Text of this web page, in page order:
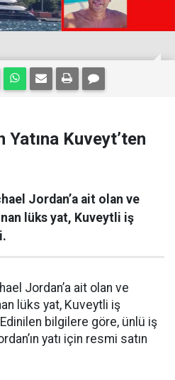
Yatına Kuveyt’ten
Jordan’a ait olan ve
lüks yat, Kuveytli iş
Jordan’a ait olan ve
lüks yat, Kuveytli iş
bilgilere göre, ünlü iş
yatı için resmi satın